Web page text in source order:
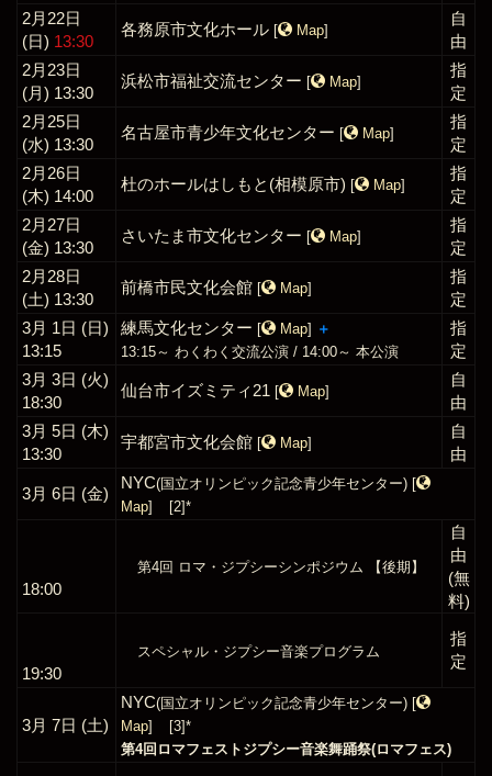
2月22日
(日) 13:30
各務原市文化ホール [ Map]
自
由
2月23日
(月) 13:30
浜松市福祉交流センター [ Map]
指
定
2月25日
(水) 13:30
名古屋市青少年文化センター [ Map]
指
定
2月26日
(木) 14:00
杜のホールはしもと(相模原市) [ Map]
指
定
2月27日
(金) 13:30
さいたま市文化センター [ Map]
指
定
2月28日
(土) 13:30
前橋市民文化会館 [ Map]
指
定
3月 1日 (日)
13:15
練馬文化センター [ Map] ＋
13:15～ わくわく交流公演 / 14:00～ 本公演
指
定
3月 3日 (火)
18:30
仙台市イズミティ21 [ Map]
自
由
3月 5日 (木)
13:30
宇都宮市文化会館 [ Map]
自
由
3月 6日 (金)
NYC(国立オリンピック記念青少年センター) [
Map] [2]*
18:00
第4回 ロマ・ジプシーシンポジウム 【後期】
自
由
(無
料)
19:30
スペシャル・ジプシー音楽プログラム
指
定
3月 7日 (土)
NYC(国立オリンピック記念青少年センター) [
Map]
[3]*
第4回ロマフェストジプシー音楽舞踊祭(ロマフェス)